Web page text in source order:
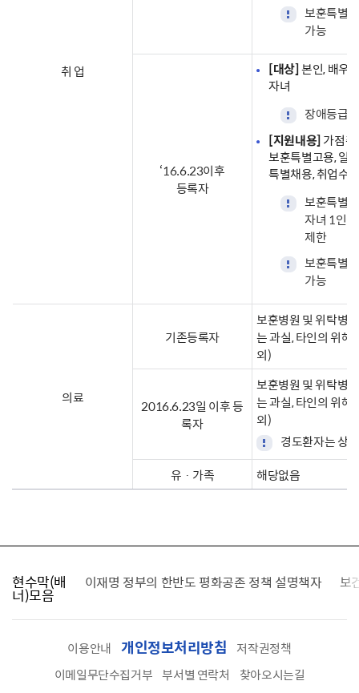
취 업
보훈특별
가능
‘16.6.23이후
등록자
[대상]본인, 배우
자녀
장애등급
[지원내용]가점
보훈특별고용, 일
특별채용, 취업수
보훈특별
자녀 1인
제한
보훈특별
가능
의료
기존등록자
보훈병원 및 위탁병
는 과실, 타인의 위해
외)
2016.6.23일 이후 등
록자
보훈병원 및 위탁병
는 과실, 타인의 위해
외)
경도환자는 상
유ㆍ가족
해당없음
현수막(배
너)모음
찾습니다 이재명 정부의 한반도 평화공존 정책 설명책자 보
이용안내 개인정보처리방침
저작권정책
이메일무단수집거부 부서별 연락처 찾아오시는길